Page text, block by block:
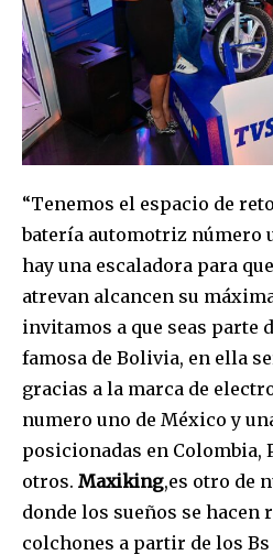
“Tenemos el espacio de
batería automotriz número
hay una escaladora para
atrevan alcancen su
invitamos a que seas parte
famosa de Bolivia, en ella
gracias a la marca de
numero uno de México y
posicionadas en Colombia,
otros. Maxiking,es otro de
donde los sueños se hacen
colchones a partir de los